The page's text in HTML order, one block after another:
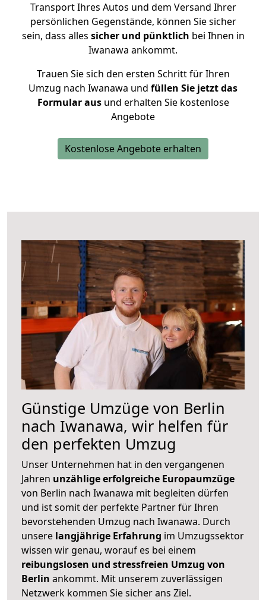
Transport Ihres Autos und dem Versand Ihrer
persönlichen Gegenstände, können Sie sicher
sein, dass alles sicher und pünktlich bei Ihnen in
Iwanawa ankommt.
Trauen Sie sich den ersten Schritt für Ihren
Umzug nach Iwanawa und füllen Sie jetzt das
Formular ausund erhalten Sie kostenlose
Angebote
Kostenlose Angebote erhalten
Günstige Umzüge von Berlin
nach Iwanawa, wir helfen für
den perfekten Umzug
Unser Unternehmen hat in den vergangenen
Jahren unzählige erfolgreiche Europaumzüge
von Berlin nach Iwanawa mit begleiten dürfen
und ist somit der perfekte Partner für Ihren
bevorstehenden Umzug nach Iwanawa. Durch
unsere langjährige Erfahrung im Umzugssektor
wissen wir genau, worauf es bei einem
reibungslosen und stressfreien Umzug von
Berlin ankommt. Mit unserem zuverlässigen
Netzwerk kommen Sie sicher ans Ziel.